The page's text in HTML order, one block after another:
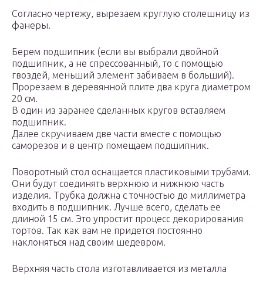
Согласно чертежу, вырезаем круглую столешницу из
фанеры.
Берем подшипник (если вы выбрали двойной
подшипник, а не спрессованный, то с помощью
гвоздей, меньший элемент забиваем в больший).
Прорезаем в деревянной плите два круга диаметром
20 см.
В один из заранее сделанных кругов вставляем
подшипник.
Далее скручиваем две части вместе с помощью
саморезов и в центр помещаем подшипник.
Поворотный стол оснащается пластиковыми трубами.
Они будут соединять верхнюю и нижнюю часть
изделия. Трубка должна с точностью до миллиметра
входить в подшипник. Лучше всего, сделать ее
длиной 15 см. Это упростит процесс декорирования
тортов. Так как вам не придется постоянно
наклоняться над своим шедевром.
Верхняя часть стола изготавливается из металла